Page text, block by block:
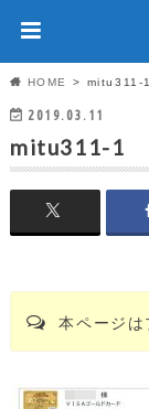
HOME mitu311-1
2019.03.11
mitu311-1
本ページは